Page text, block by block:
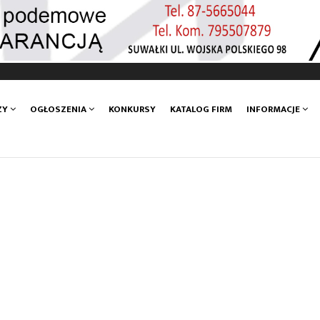
OGŁOSZENIA KONKURSY KATALOG FIRM INFORMACJE